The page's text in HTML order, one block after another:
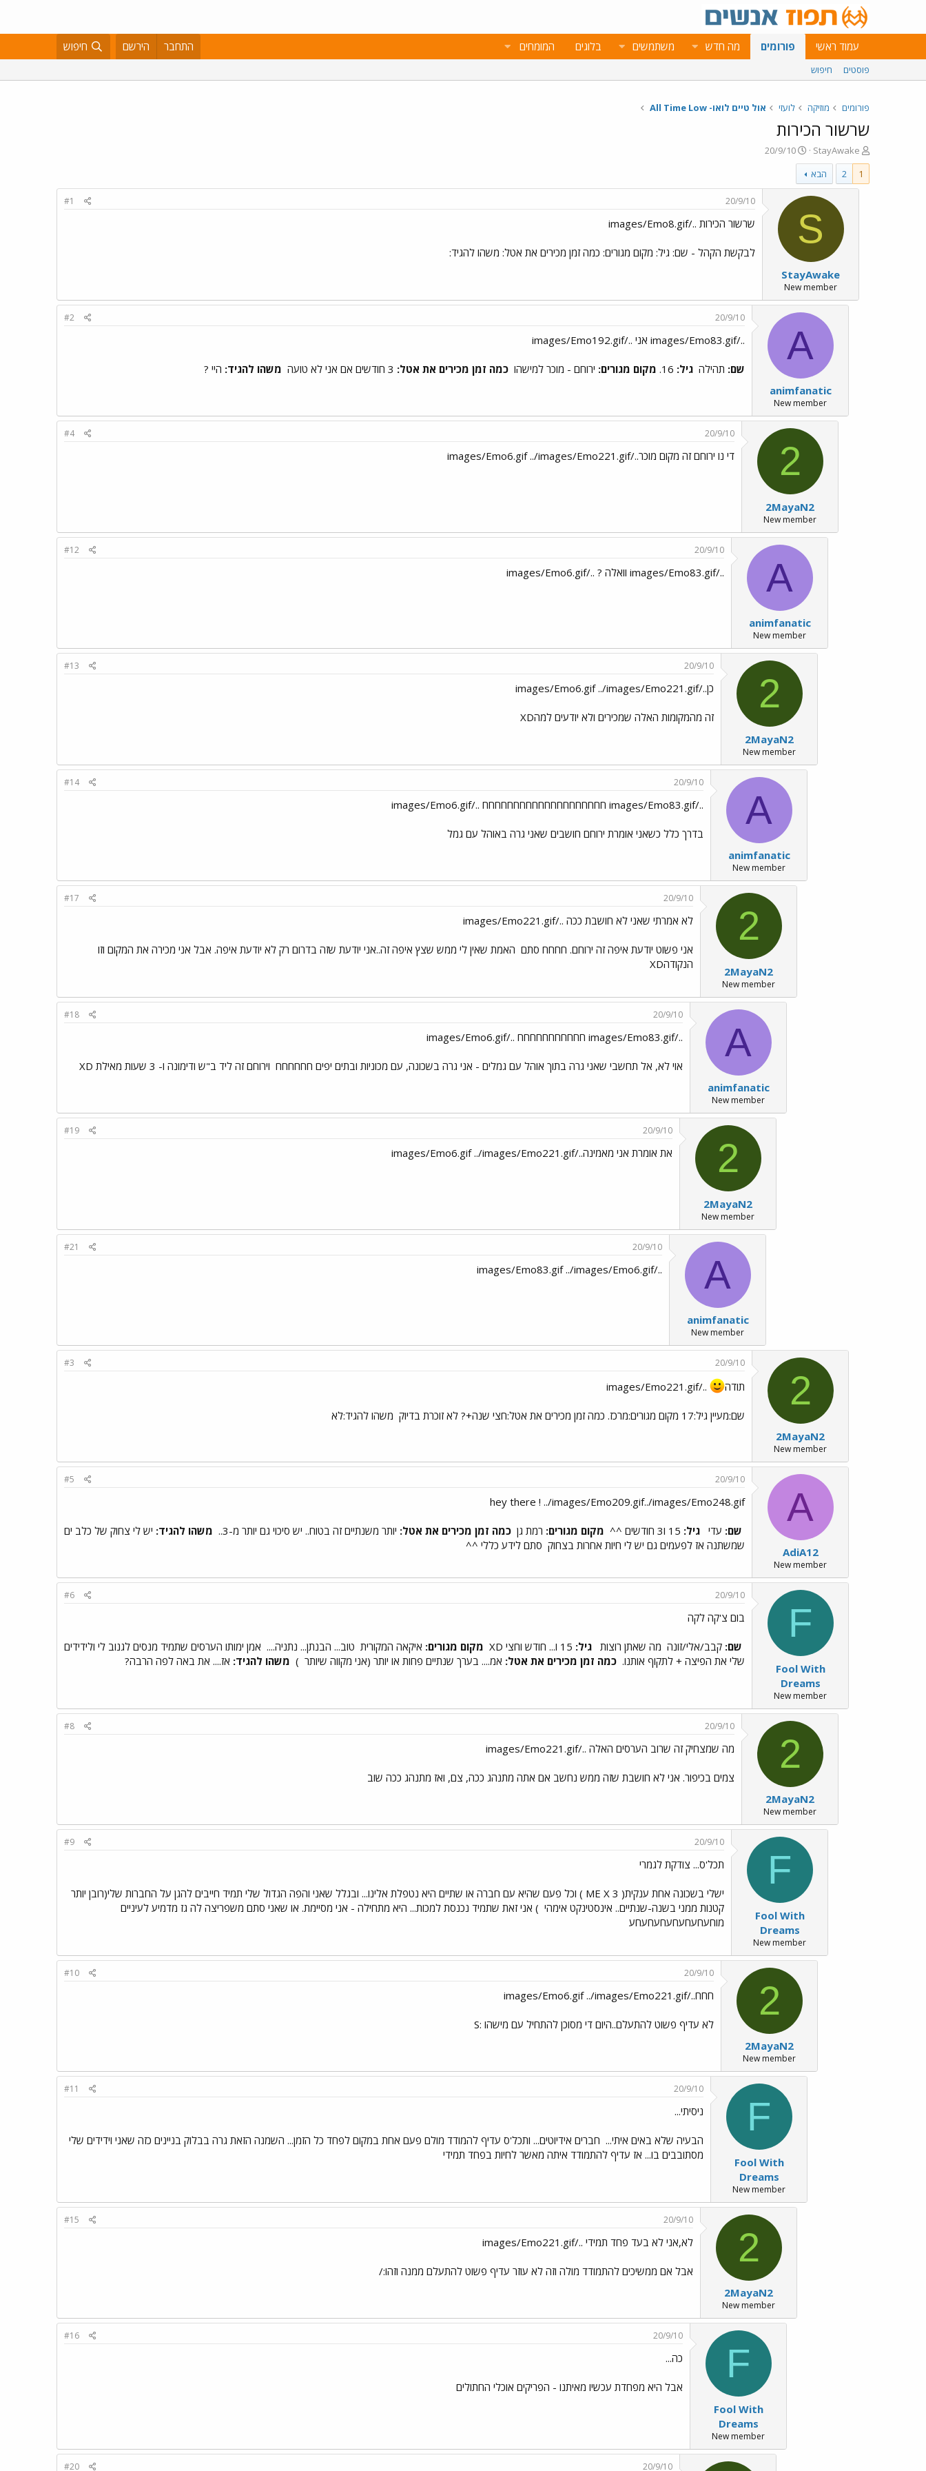
עמוד ראשי פורומים מה חדש משתמשים בלוגים המומחים התחבר הירשם חיפוש
פוסטים חיפוש
פורומים מוזיקה לועזי אול טיים לואו- All Time Low
שרשור הכירות
פ
ו
ת
ח
StayAwake
פ
ו
ס
ם
י
ך
20/9/10
1
2 הבא
S
StayAwake
New member
20/9/10
#1
שרשור הכירות ../images/Emo8.gif
לבקשת הקהל - שם: גיל: מקום מגורים: כמה זמן מכירים את אטל: משהו להגיד:
A
animfanatic
New member
20/9/10
#2
../images/Emo83.gif אני ../images/Emo192.gif
שם: תהילה גיל: מקום מגורים: ירוחם - מוכר למישהו כמה זמן מכירים את אטל: משהו להגיד: היי ?
2
2MayaN2
New member
20/9/10
#4
די נו ירוחם זה מקום מוכר../images/Emo6.gif ../images/Emo221.gif
A
animfanatic
New member
20/9/10
#12
../images/Emo83.gif וואלה ? ../images/Emo6.gif
2
2MayaN2
New member
20/9/10
#13
כן../images/Emo6.gif ../images/Emo221.gif
זה מהמקומות האלה שמכירים ולא יודעים למהXD
A
animfanatic
New member
20/9/10
#14
../images/Emo83.gif חחחחחחחחחחחחחחחחחחחח ../images/Emo6.gif
בדרך כלל כשאני אומרת ירוחם חושבים שאני גרה באוהל עם גמל
2
2MayaN2
New member
20/9/10
#17
לא אמרתי שאני לא חושבת ככה ../images/Emo221.gif
אני פשוט יודעת איפה זה ירוחם. חחחח סתם האמת שאין לי ממש שצץ איפה זה..אני יודעת שזה בדרום רק לא יודעת איפה. אבל אני מכירה את המקום וזו
הנקודהXD
A
animfanatic
New member
20/9/10
#18
../images/Emo83.gif חחחחחחחחחחח ../images/Emo6.gif
אוי לא, אל תחשבי שאני גרה בתוך אוהל עם גמלים - אני גרה בשכונה, עם מכוניות ובתים יפים חחחחחח וירוחם זה ליד ב"ש ודימונה ו- 3 שעות מאילת XD
2
2MayaN2
New member
20/9/10
#19
את אומרת אני מאמינה../images/Emo6.gif ../images/Emo221.gif
A
animfanatic
New member
20/9/10
#21
../images/Emo83.gif ../images/Emo6.gif
2
2MayaN2
New member
20/9/10
#3
תודה ../images/Emo221.gif
שם:מעיין גיל:17 מקום מגורים:מרכז. כמה זמן מכירים את אטל:חצי שנה+? לא זוכרת בדיוק משהו להגיד:לא
A
AdiA12
New member
20/9/10
#5
hey there ! ../images/Emo209.gif../images/Emo248.gif
שם: עדי גיל: מקום מגורים: רמת גן כמה זמן מכירים את אטל: יותר משנתיים זה בטוח.. יש סיכוי גם יותר מ-3.. משהו להגיד: יש לי צחוק של כלב ים
שמשתנה אז לפעמים גם יש לי חיות אחרות בצחוק סתם לידע כללי ^^
F
Fool With
Dreams
New member
20/9/10
#6
בום צ'קה לקה
שם: קבב/אלי/זונה מה שאתן רוצות גיל: מקום מגורים: איקאה המקורית טוב... הבנתן... נתניה.... אמן ימותו הערסים שתמיד מנסים לגנוב לי ולידידים
שלי את הפיצה + לתקוף אותנו. כמה זמן מכירים את אטל: אמ.... בערך שנתיים פחות או יותר (אני מקווה שיותר ) משהו להגיד: אז.... את באה לפה הרבה?
2
2MayaN2
New member
20/9/10
#8
מה שמצחיק זה שרוב הערסים האלה ../images/Emo221.gif
צמים בכיפור. אני לא חושבת שזה ממש נחשב אם אתה מתנהג ככה, צם, ואז מתנהג ככה שוב
F
Fool With
Dreams
New member
20/9/10
#9
תכל'ס... צודקת לגמרי
ישלי בשכונה אחת ענקית( ME X 3 ) וכל פעם שהיא עם חברה או שתיים היא נטפלת אלינו... ובגלל שאני והפה הגדול שלי תמיד חייבים להגן על החברות שלי(רובן יותר
קטנות ממני בשנה-שנתיים.. אינסטינקט אימהי ) אני זאת שתמיד נכנסת למכות... היא מתחילה - אני מסיימת. או שאני סתם משפריצה לה גז מדמיע לעיניים
מוחעחעחעחעחעחעחע
2
2MayaN2
New member
20/9/10
#10
חחח../images/Emo6.gif ../images/Emo221.gif
לא עדיף פשוט להתעלם..היום די מסוכן להתחיל עם מישהו :S
F
Fool With
Dreams
New member
20/9/10
#11
ניסיתי...
הבעיה שלא באים איתי... חברים אידיוטים... ותכל'ס עדיף להמודד מולם פעם אחת במקום לפחד כל הזמן... השמנה הזאת גרה בבלוק בניינים כזה שאני וידידים שלי
מסתובבים בו... אז עדיף להתמודד איתה מאשר לחיות בפחד תמידי
2
2MayaN2
New member
20/9/10
#15
לא,אני לא בעד פחד תמידי ../images/Emo221.gif
אבל אם ממשיכים להתמודד מולה וזה לא עוזר עדיף פשוט להתעלם ממנה וזהו:/
F
Fool With
Dreams
New member
20/9/10
#16
כה...
אבל היא מפחדת עכשיו מאיתנו - הפריקים אוכלי החתולים
20/9/10
#20